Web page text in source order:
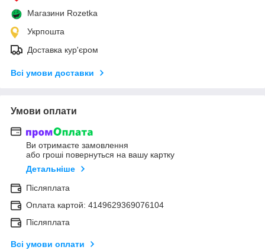
Магазини Rozetka
Укрпошта
Доставка кур'єром
Всі умови доставки
Умови оплати
Ви отримаєте замовлення
або гроші повернуться на вашу картку
Детальніше
Післяплата
Оплата картой: 4149629369076104
Післяплата
Всі умови оплати